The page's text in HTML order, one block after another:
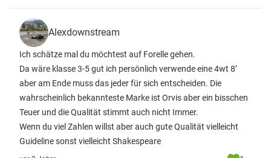
Alexdownstream
Ich schätze mal du möchtest auf Forelle gehen.
Da wäre klasse 3-5 gut ich persönlich verwende eine 4wt 8’
aber am Ende muss das jeder für sich entscheiden. Die
wahrscheinlich bekannteste Marke ist Orvis aber ein bisschen
Teuer und die Qualität stimmt auch nicht Immer.
Wenn du viel Zahlen willst aber auch gute Qualität vielleicht
Guideline sonst vielleicht Shakespeare